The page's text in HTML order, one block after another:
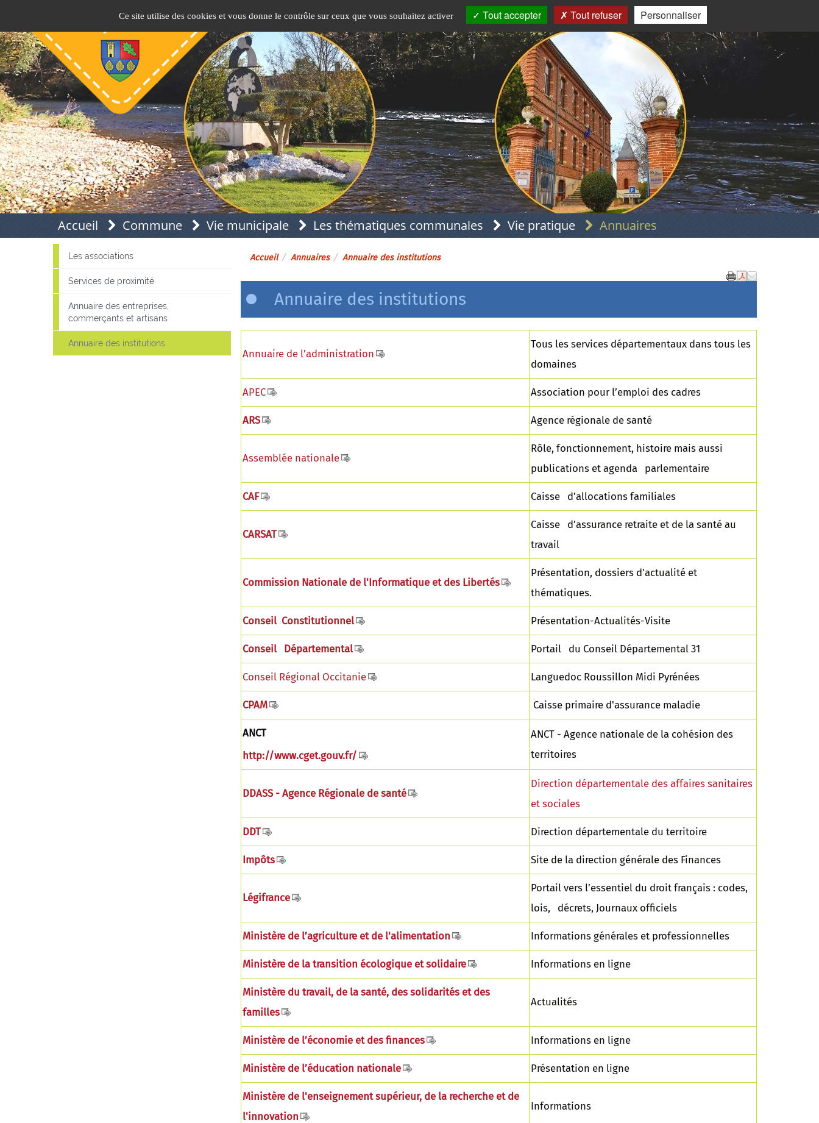
Accueil Commune Vie municipale Les thématiques communales Vie pratique Annuaires
Accueil Annuaires Annuaire des institutions
Annuaire des institutions
Annuaire de l’administration
Tous les services départementaux dans tous les
domaines
APEC Association pour l’emploi des cadres
ARS Agence régionale de santé
Assemblée nationale
Rôle, fonctionnement, histoire mais aussi
publications et agenda parlementaire
CAF Caisse d’allocations familiales
CARSAT
Caisse d’assurance retraite et de la santé au
travail
Commission Nationale de l'Informatique et des Libertés
Présentation, dossiers d'actualité et
thématiques.
Conseil Constitutionnel Présentation-Actualités-Visite
Conseil Départemental Portail du Conseil Départemental 31
Conseil Régional Occitanie Languedoc Roussillon Midi Pyrénées
CPAM Caisse primaire d'assurance maladie
ANCT
http://www.cget.gouv.fr/
ANCT - Agence nationale de la cohésion des
territoires
DDASS - Agence Régionale de santé
Direction départementale des affaires sanitaires
et sociales
DDT Direction départementale du territoire
Impôts Site de la direction générale des Finances
Légifrance
Portail vers l’essentiel du droit français : codes,
lois, décrets, Journaux officiels
Ministère de l’agriculture et de l'alimentation Informations générales et professionnelles
Ministère de la transition écologique et solidaire Informations en ligne
Ministère du travail, de la santé, des solidarités et des
familles
Actualités
Ministère de l’économie et des finances Informations en ligne
Ministère de l’éducation nationale Présentation en ligne
Ministère de l'enseignement supérieur, de la recherche et de
l'innovation
Informations
Les associations
Services de proximité
Annuaire des entreprises,
commerçants et artisans
Annuaire des institutions
Ce site utilise des cookies et vous donne le contrôle sur ceux que vous souhaitez activer Tout accepter Tout refuser Personnaliser